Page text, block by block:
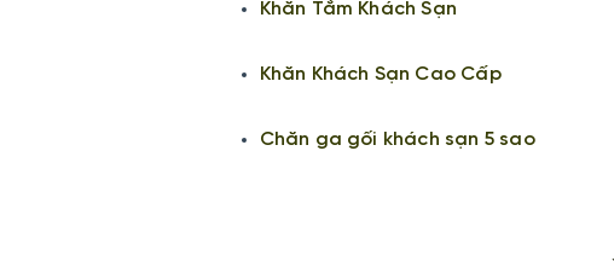
Khăn Tắm Khách Sạn
Khăn Khách Sạn Cao Cấp
Chăn ga gối khách sạn 5 sao